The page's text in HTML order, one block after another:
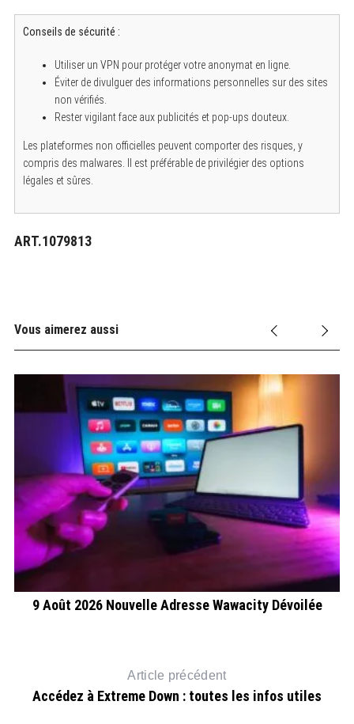
Conseils de sécurité :
Utiliser un VPN pour protéger votre anonymat en ligne.
Éviter de divulguer des informations personnelles sur des sites
non vérifiés.
Rester vigilant face aux publicités et pop-ups douteux.
Les plateformes non officielles peuvent comporter des risques, y
compris des malwares. Il est préférable de privilégier des options
légales et sûres.
ART.1079813
Vous aimerez aussi
9 Août 2026 Nouvelle Adresse Wawacity Dévoilée
Article précédent
Accédez à Extreme Down : toutes les infos utiles